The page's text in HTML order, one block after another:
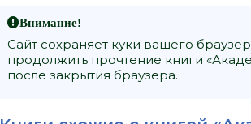
Внимание!
Сайт сохраняет куки вашего
продолжить прочтение книги
после закрытия браузера.